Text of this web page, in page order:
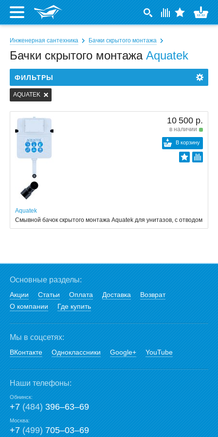
Инженерная сантехника Бачки скрытого монтажа
Бачки скрытого монтажа Aquatek
ФИЛЬТРЫ
AQUATEK
10 500 р.
в наличии
В корзину
Aquatek
Смывной бачок скрытого монтажа Aquatek для унитазов, с отводом
Основные разделы:
Акции Статьи Оплата Доставка
Возврат
О компании
Где купить
Мы в соцсетях:
ВКонтакте Одноклассники Google+ YouTube
Наши телефоны:
Обнинск:
+7(484)396‒63‒69
Москва:
+7(499)705‒03‒69